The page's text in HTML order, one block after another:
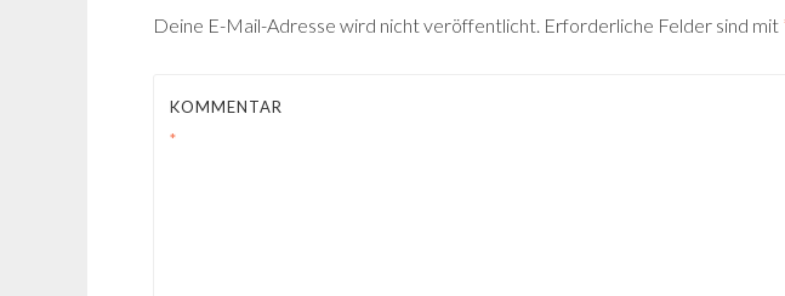
Deine E-Mail-Adresse wird nicht veröffentlicht. Erforderliche Felder sind mit
KOMMENTAR
*